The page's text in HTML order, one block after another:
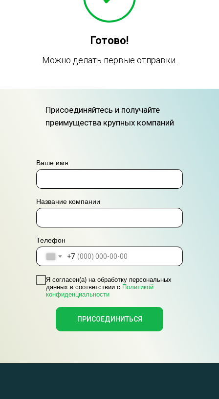
Готово!
Можно делать первые отправки.
Присоединяйтесь и получайте
преимущества крупных компаний
Ваше имя
Название компании
Телефон
+7
Я согласен(а) на обработку персональных
данных в соответствии с Политикой
конфиденциальности
ПРИСОЕДИНИТЬСЯ